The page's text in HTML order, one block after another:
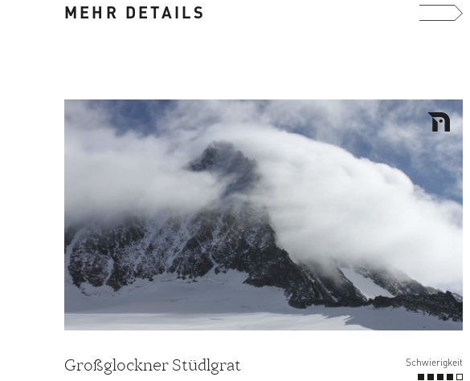
MEHR DETAILS
Großglockner Stüdlgrat Schwierigkeit